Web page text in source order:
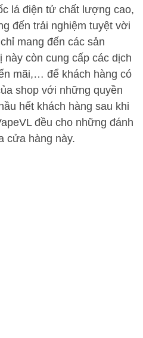
lá điện tử chất lượng cao,
đến trải nghiệm tuyệt vời
mang đến các sản
còn cung cấp các dịch
mãi,… để khách hàng có
shop với những quyền
hết khách hàng sau khi
đều cho những đánh
cửa hàng này.